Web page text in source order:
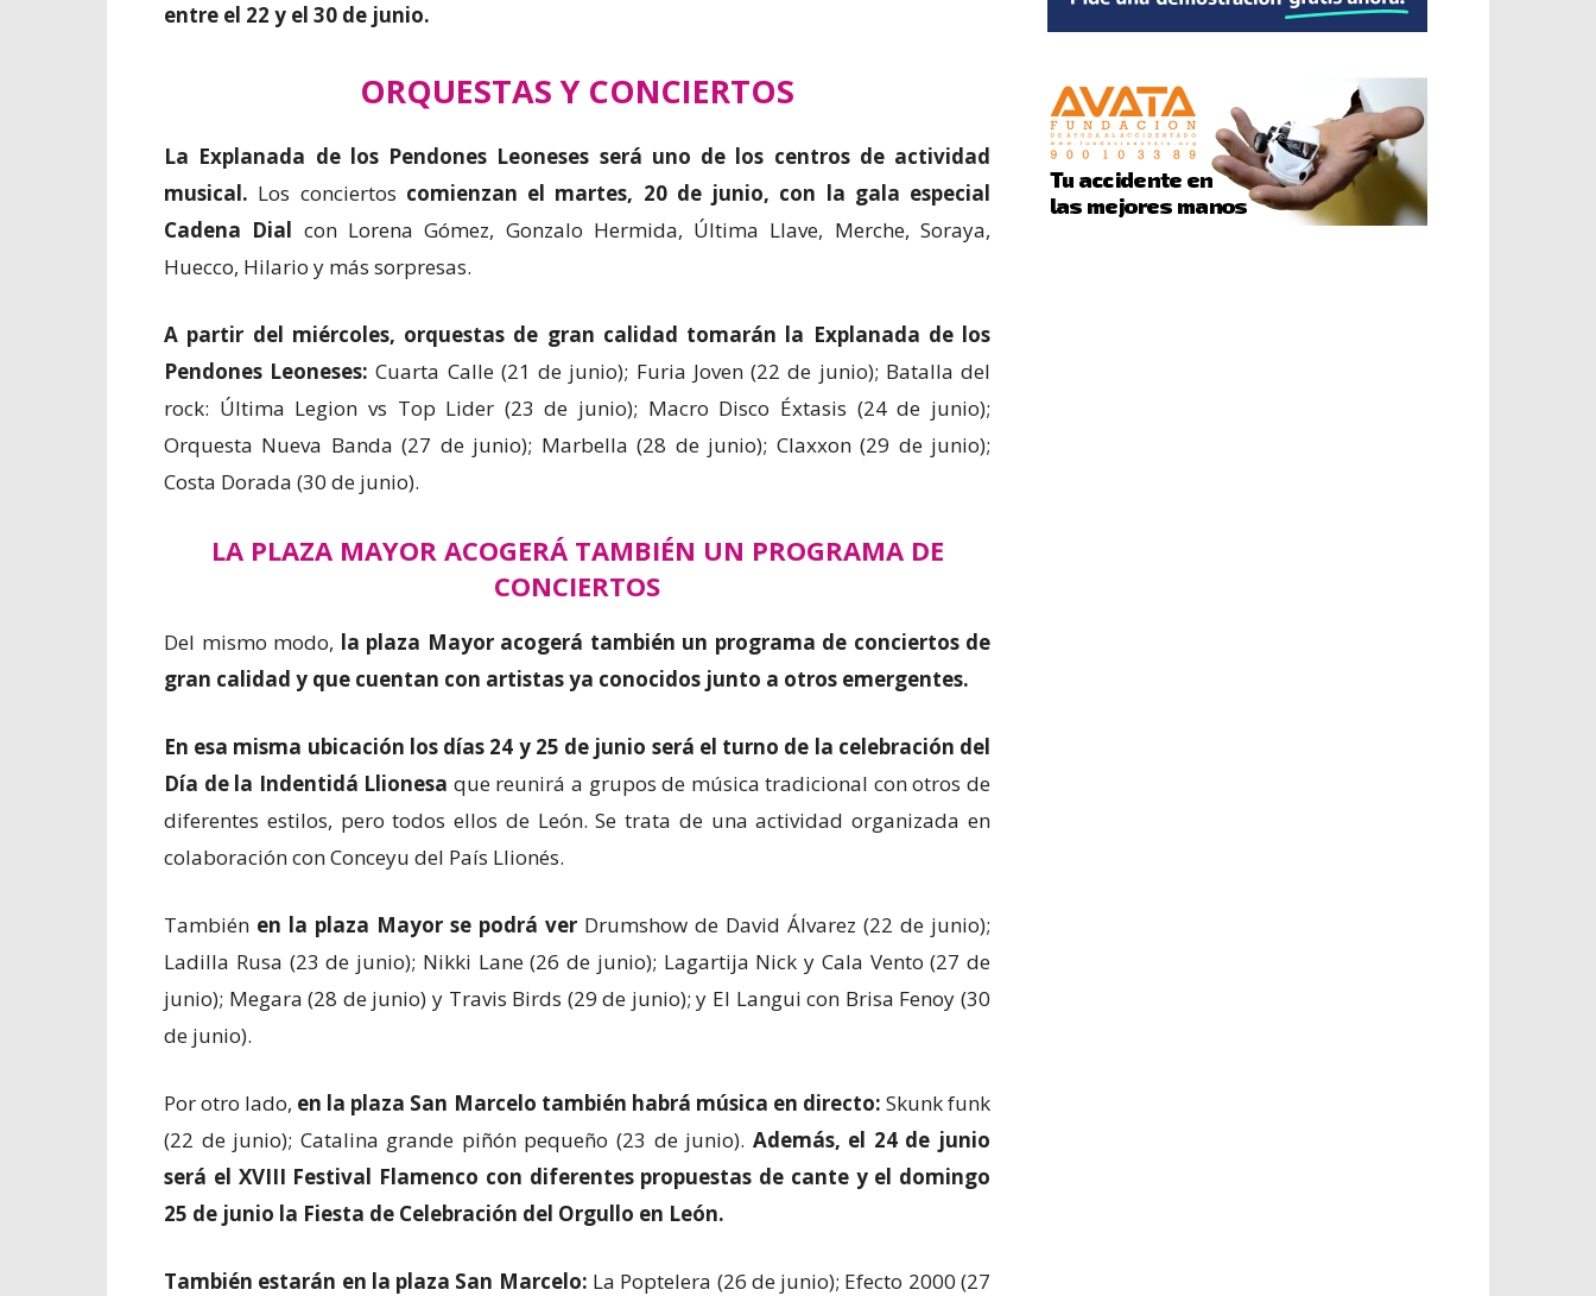
entre el 22 y el 30 de junio.
ORQUESTAS Y CONCIERTOS
La Explanada de los Pendones Leoneses será uno de los centros de actividad
musical. Los conciertos comienzan el martes, 20 de junio, con la gala especial
Cadena Dial con Lorena Gómez, Gonzalo Hermida, Última Llave, Merche, Soraya,
Huecco, Hilario y más sorpresas.
A partir del miércoles, orquestas de gran calidad tomarán la Explanada de los
Pendones Leoneses: Cuarta Calle (21 de junio); Furia Joven (22 de junio); Batalla del
rock: Última Legion vs Top Lider (23 de junio); Macro Disco Éxtasis (24 de junio);
Orquesta Nueva Banda (27 de junio); Marbella (28 de junio); Claxxon (29 de junio);
Costa Dorada (30 de junio).
LA PLAZA MAYOR ACOGERÁ TAMBIÉN UN PROGRAMA DE
CONCIERTOS
Del mismo modo, la plaza Mayor acogerá también un programa de conciertos de
gran calidad y que cuentan con artistas ya conocidos junto a otros emergentes.
En esa misma ubicación los días 24 y 25 de junio será el turno de la celebración del
Día de la Indentidá Llionesa que reunirá a grupos de música tradicional con otros de
diferentes estilos, pero todos ellos de León. Se trata de una actividad organizada en
colaboración con Conceyu del País Llionés.
También en la plaza Mayor se podrá ver Drumshow de David Álvarez (22 de junio);
Ladilla Rusa (23 de junio); Nikki Lane (26 de junio); Lagartija Nick y Cala Vento (27 de
junio); Megara (28 de junio) y Travis Birds (29 de junio); y El Langui con Brisa Fenoy (30
de junio).
Por otro lado, en la plaza San Marcelo también habrá música en directo: Skunk funk
(22 de junio); Catalina grande piñón pequeño (23 de junio). Además, el 24 de junio
será el XVIII Festival Flamenco con diferentes propuestas de cante y el domingo
25 de junio la Fiesta de Celebración del Orgullo en León.
También estarán en la plaza San Marcelo: La Poptelera (26 de junio); Efecto 2000 (27